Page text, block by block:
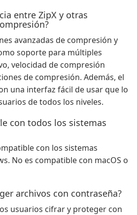
entre ZipX y otras
avanzadas de compresión y
soporte para múltiples
velocidad de compresión
de compresión. Además, el
una interfaz fácil de usar que lo
de todos los niveles.
con todos los sistemas
con los sistemas
No es compatible con macOS o
archivos con contraseña?
usuarios cifrar y proteger con